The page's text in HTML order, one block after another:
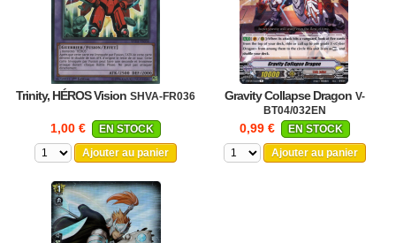
Trinity, HÉROS Vision SHVA-FR036
1,00 €
EN STOCK
Ajouter au panier
Gravity Collapse Dragon V-
BT04/032EN
0,99 €
EN STOCK
Ajouter au panier